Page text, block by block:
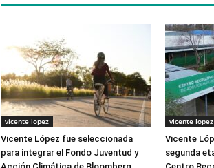
vicente lopez
Vicente López fue seleccionada
para integrar el Fondo Juventud y
vicente lopez
Vicente
segunda